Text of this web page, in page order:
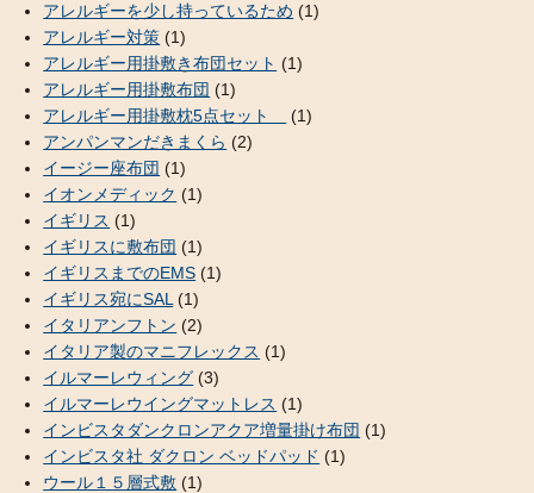
アレルギーを少し持っているため (1)
アレルギー対策 (1)
アレルギー用掛敷き布団セット (1)
アレルギー用掛敷布団 (1)
アレルギー用掛敷枕5点セット
(1)
アンパンマンだきまくら (2)
イージー座布団 (1)
イオンメディック (1)
イギリス (1)
イギリスに敷布団 (1)
イギリスまでのEMS (1)
イギリス宛にSAL (1)
イタリアンフトン (2)
イタリア製のマニフレックス (1)
イルマーレウィング (3)
イルマーレウイングマットレス (1)
インビスタダンクロンアクア増量掛け布団 (1)
インビスタ社 ダクロン ベッドパッド (1)
ウール１５層式敷 (1)